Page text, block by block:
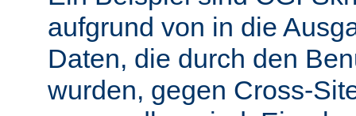
aufgrund von in die
Daten, die durch den
wurden, gegen Cross-